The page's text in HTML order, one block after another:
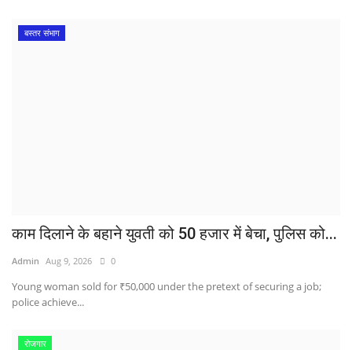
बस्तर संभाग
काम दिलाने के बहाने युवती को 50 हजार में बेचा, पुलिस को...
Admin Aug 9, 2026 0
Young woman sold for ₹50,000 under the pretext of securing a job;
police achieve...
रोजगार